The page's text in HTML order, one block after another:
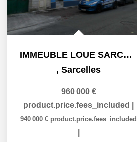
IMMEUBLE LOUE SARCELLES Village - 6 pièce(s) - 232 m2
, Sarcelles
960 000 €
product.price.fees_included
940 000 € product.price.fees_included